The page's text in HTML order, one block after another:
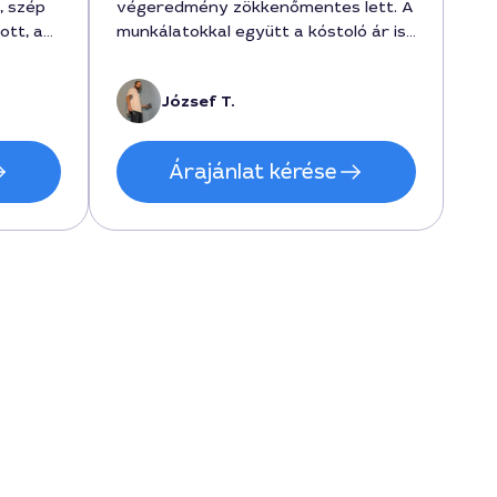
szép
az
végeredmény zökkenőmentes lett. A
munkálatokkal együtt a kóstoló ár is
végzett el néhány kisebb javítást,
hogy a padló készen álljon a
festésre. Tény, hogy a szakember
megbízható és segítőkész volt.
József T.
Árajánlat kérése